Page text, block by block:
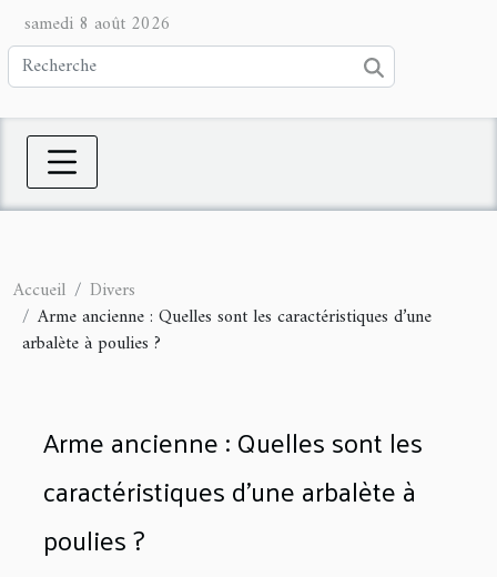
samedi 8 août 2026
Accueil
Divers
Arme ancienne : Quelles sont les caractéristiques d’une
arbalète à poulies ?
Arme ancienne : Quelles sont les
caractéristiques d’une arbalète à
poulies ?